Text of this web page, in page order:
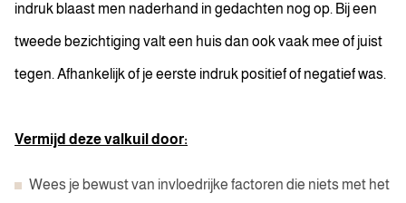
indruk blaast men naderhand in gedachten nog op. Bij een
tweede bezichtiging valt een huis dan ook vaak mee of juist
tegen. Afhankelijk of je eerste indruk positief of negatief was.
Vermijd deze valkuil door:
Wees je bewust van invloedrijke factoren die niets met het